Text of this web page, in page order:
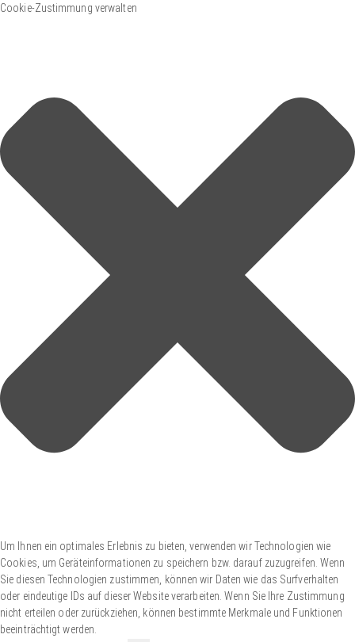
Cookie-Zustimmung verwalten
Um Ihnen ein optimales Erlebnis zu bieten, verwenden wir Technologien wie
Cookies, um Geräteinformationen zu speichern bzw. darauf zuzugreifen. Wenn
Sie diesen Technologien zustimmen, können wir Daten wie das Surfverhalten
oder eindeutige IDs auf dieser Website verarbeiten. Wenn Sie Ihre Zustimmung
nicht erteilen oder zurückziehen, können bestimmte Merkmale und Funktionen
beeinträchtigt werden.